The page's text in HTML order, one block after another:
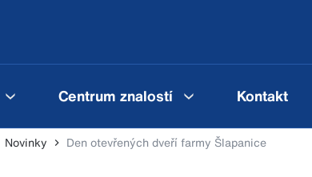
Centrum znalostí Kontakt
Novinky Den otevřených dveří farmy Šlapanice